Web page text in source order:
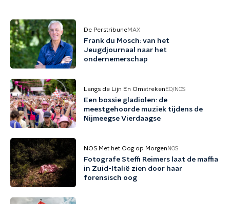
De PerstribuneMAX
Frank du Mosch: van het
Jeugdjournaal naar het
ondernemerschap
Langs de Lijn En Omstreken EO/NOS
Een bossie gladiolen: de
meestgehoorde muziek tijdens de
Nijmeegse Vierdaagse
NOS Met het Oog op Morgen NOS
Fotografe Steffi Reimers laat de maffia
in Zuid-Italië zien door haar
forensisch oog